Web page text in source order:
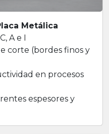
Metálica
A e I
corte (bordes finos y
en procesos
espesores y